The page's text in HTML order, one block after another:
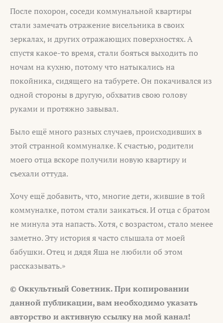
После похорон, соседи коммунальной квартиры
стали замечать отражение висельника в своих
зеркалах, и других отражающих поверхностях. А
спустя какое-то время, стали бояться выходить по
ночам на кухню, потому что натыкались на
покойника, сидящего на табурете. Он покачивался из
одной стороны в другую, обхватив свою голову
руками и протяжно завывал.
Было ещё много разных случаев, происходивших в
этой странной коммуналке. К счастью, родители
моего отца вскоре получили новую квартиру и
съехали оттуда.
Хочу ещё добавить, что, многие дети, жившие в той
коммуналке, потом стали заикаться. И отца с братом
не минула эта напасть. Хотя, с возрастом, стало менее
заметно. Эту история я часто слышала от моей
бабушки. Отец и дядя Яша не любили об этом
рассказывать.»
© Оккультный Советник. При копировании
данной публикации, вам необходимо указать
авторство и активную ссылку на мой канал!